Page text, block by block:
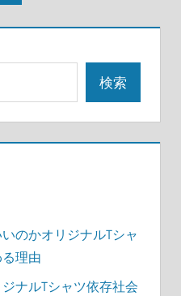
検索
のかオリジナルTシャ
理由
ナルTシャツ依存社会